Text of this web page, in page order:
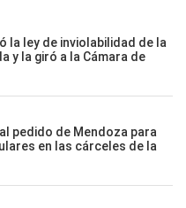
la ley de inviolabilidad de la
y la giró a la Cámara de
pedido de Mendoza para
en las cárceles de la